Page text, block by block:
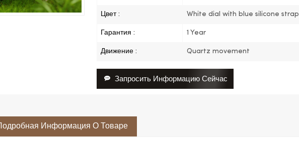
Цвет : White dial with blue silicone strap
Гарантия : 1 Year
Движение : Quartz movement
Запросить Информацию Сейчас
Подробная Информация О Товаре